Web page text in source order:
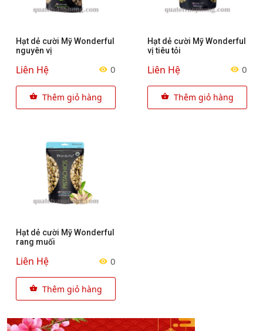
Hạt dẻ cười Mỹ Wonderful
nguyên vị
Liên Hệ 0
Thêm giỏ hàng
Hạt dẻ cười Mỹ Wonderful
vị tiêu tỏi
Liên Hệ 0
Thêm giỏ hàng
Hạt dẻ cười Mỹ Wonderful
rang muối
Liên Hệ 0
Thêm giỏ hàng